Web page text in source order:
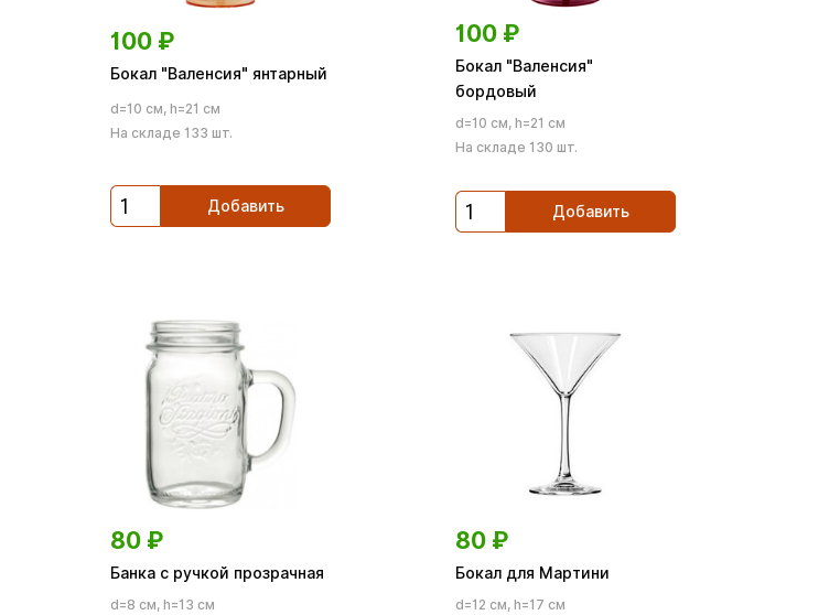
100 ₽
Бокал "Валенсия" янтарный
d=10 см, h=21 см
На складе 133 шт.
Добавить
100 ₽
Бокал "Валенсия"
бордовый
d=10 см, h=21 см
На складе 130 шт.
Добавить
80 ₽
Банка с ручкой прозрачная
d=8 см, h=13 см
80 ₽
Бокал для Мартини
d=12 см, h=17 см